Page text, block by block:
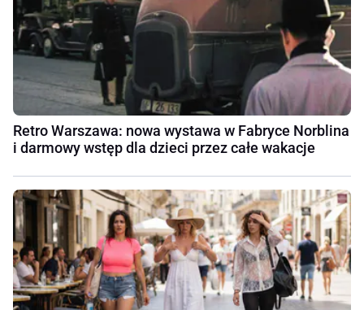
Retro Warszawa: nowa wystawa w Fabryce Norblina
i darmowy wstęp dla dzieci przez całe wakacje